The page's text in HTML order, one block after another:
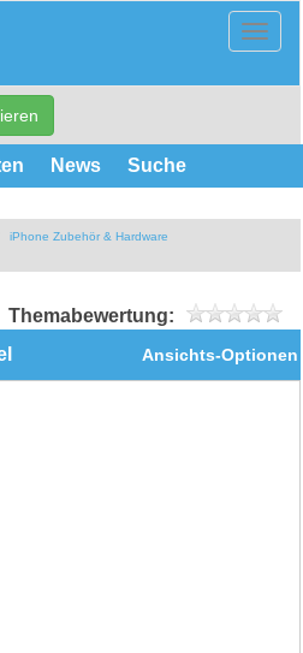
News Suche
iPhone Zubehör & Hardware
Themabewertung:
Ansichts-Optionen